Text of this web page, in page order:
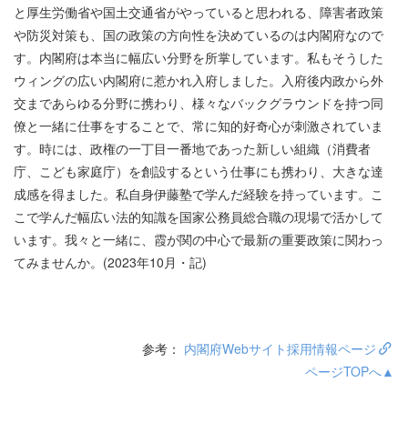
と厚生労働省や国土交通省がやっていると思われる、障害者政策
や防災対策も、国の政策の方向性を決めているのは内閣府なので
す。内閣府は本当に幅広い分野を所掌しています。私もそうした
ウィングの広い内閣府に惹かれ入府しました。入府後内政から外
交まであらゆる分野に携わり、様々なバックグラウンドを持つ同
僚と一緒に仕事をすることで、常に知的好奇心が刺激されていま
す。時には、政権の一丁目一番地であった新しい組織（消費者
庁、こども家庭庁）を創設するという仕事にも携わり、大きな達
成感を得ました。私自身伊藤塾で学んだ経験を持っています。こ
こで学んだ幅広い法的知識を国家公務員総合職の現場で活かして
います。我々と一緒に、霞が関の中心で最新の重要政策に関わっ
てみませんか。(2023年10月・記)
参考： 内閣府Webサイト採用情報ページ
ページTOPへ▲